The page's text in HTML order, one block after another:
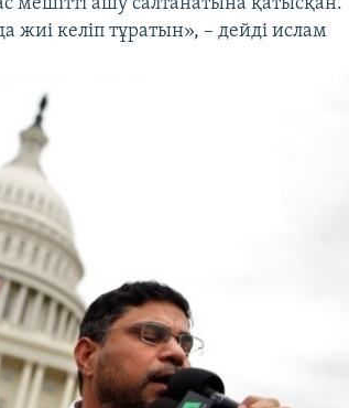
жиі келіп тұратын», – дейді ислам